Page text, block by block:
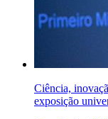
Ciência,
exposição